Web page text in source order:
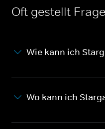
Oft gestellt
Wie kann ich
Wo kann ich